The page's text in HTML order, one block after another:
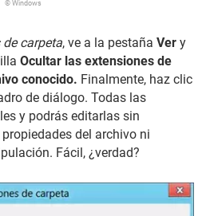
© Windows
de carpeta, ve a la pestaña Ver y
Ocultar las extensiones de
conocido. Finalmente, haz clic
de diálogo. Todas las
y podrás editarlas sin
del archivo ni
Fácil, ¿verdad?